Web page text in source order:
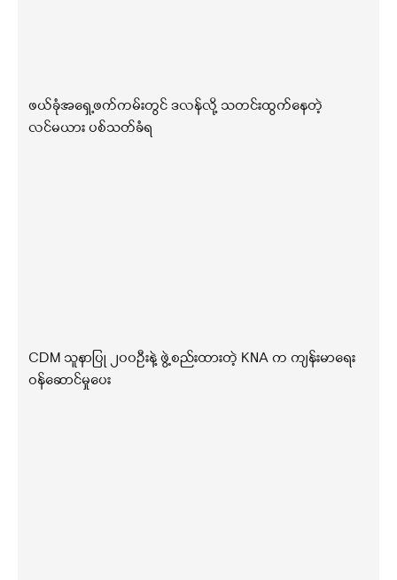
ဖယ်ခုံအရှေ့ဖက်ကမ်းတွင် ဒလန်လို့ သတင်းထွက်နေတဲ့
လင်မယား ပစ်သတ်ခံရ
CDM သူနာပြု ၂၀၀ဦးနဲ့ ဖွဲ့စည်းထားတဲ့ KNA က ကျန်းမာရေး
ဝန်ဆောင်မှုပေး